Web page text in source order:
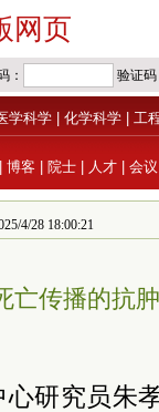
网页
学科学 化学科学 工
博客 院士 人才 会议
4/28 18:00:21
亡传播的抗
研究员朱